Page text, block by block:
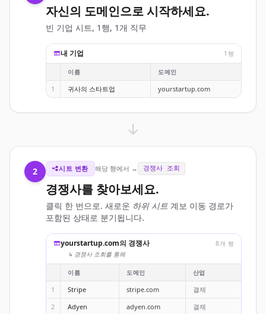
자신의 도메인으로 시작하세요.
빈 기업 시트, 1행, 1개 직무
내 기업 1행
이름 도메인
1 귀사의 스타트업 yourstartup.com
2 시트 변환 해당 행에서 → 경쟁사 조회
경쟁사를 찾아보세요.
클릭 한 번으로. 새로운 하위 시트 계보 이동 경로가
포함된 상태로 분기됩니다.
yourstartup.com의 경쟁사
8개 행
↳ 경쟁사 조회를 통해
이름 도메인 산업
1 Stripe stripe.com
결제
2
Adyen adyen.com
결제